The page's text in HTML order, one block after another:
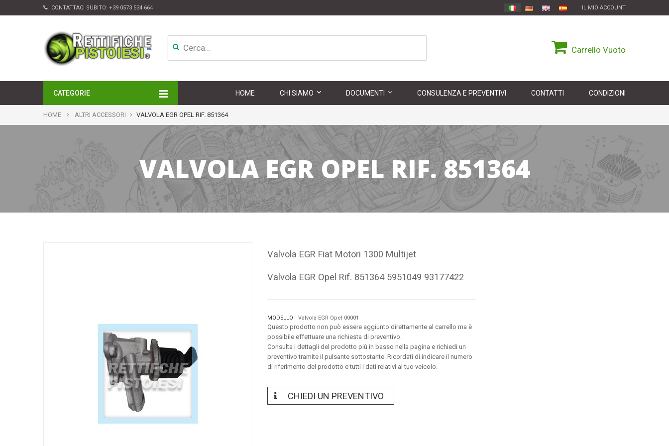
CONTATTACI SUBITO: +39 0573 534 664 IL MIO ACCOUNT
Carrello Vuoto
CATEGORIE
APPARATI DI INIEZIONE
TURBINE
ALTRI ACCESSORI
HOME CHI SIAMO DOCUMENTI CONSULENZA E PREVENTIVI CONTATTI CONDIZIONI
HOME ALTRI ACCESSORI VALVOLA EGR OPEL RIF. 851364
VALVOLA EGR OPEL RIF. 851364
Valvola EGR Fiat Motori 1300 Multijet
Valvola EGR Opel Rif. 851364 5951049 93177422
MODELLO Valvola EGR Opel 00001
Questo prodotto non può essere aggiunto direttamente al carrello ma è
possibile effettuare una richiesta di preventivo.
Consulta i dettagli del prodotto più in basso nella pagina e richiedi un
preventivo tramite il pulsante sottostante. Ricordati di indicare il numero
di riferimento del prodotto e tutti i dati relativi al tuo veicolo.
CHIEDI UN PREVENTIVO